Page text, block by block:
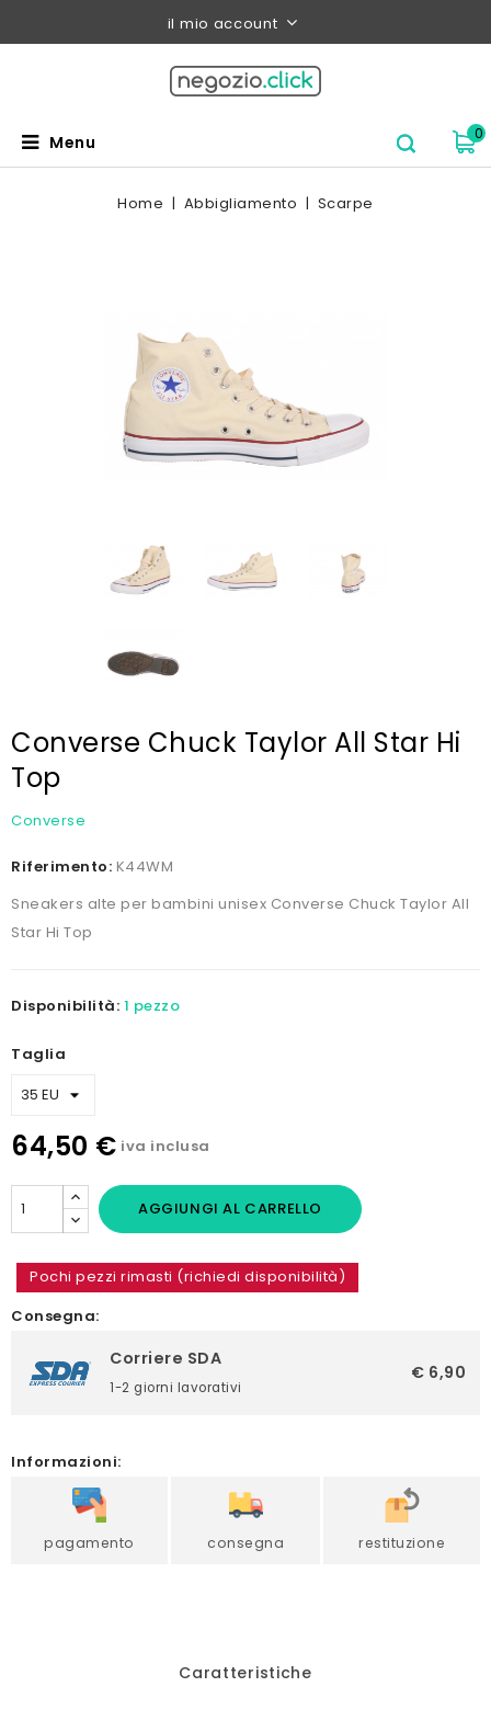
il mio account
0
Menu
Home Abbigliamento Scarpe
Converse Chuck Taylor All Star Hi
Top
Converse
Riferimento: K44WM
Sneakers alte per bambini unisex Converse Chuck Taylor All
Star Hi Top
Disponibilità: 1 pezzo
Taglia
64,50 € iva inclusa
AGGIUNGI AL CARRELLO
Pochi pezzi rimasti (richiedi disponibilità)
Consegna:
Corriere SDA
1-2 giorni lavorativi
€ 6,90
Informazioni:
pagamento consegna restituzione
Caratteristiche